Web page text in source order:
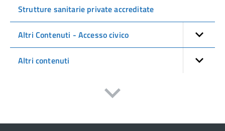
Strutture sanitarie private accreditate
Altri Contenuti - Accesso civico
Altri contenuti